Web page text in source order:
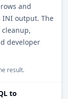
and
INI output. The
developer
result.
to